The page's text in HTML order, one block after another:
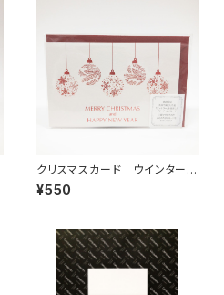
クリスマスカード ウインターオ
ーナメント
¥550